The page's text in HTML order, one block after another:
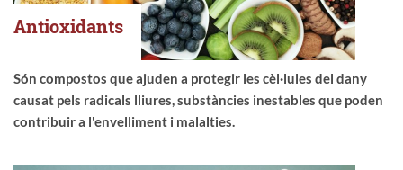
Antioxidants
Són compostos que ajuden a protegir les cèl·lules del dany
causat pels radicals lliures, substàncies inestables que poden
contribuir a l'envelliment i malalties.